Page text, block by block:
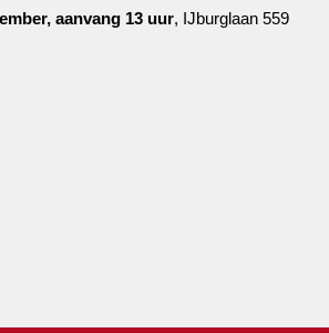
aanvang 13 uur, IJburglaan 559